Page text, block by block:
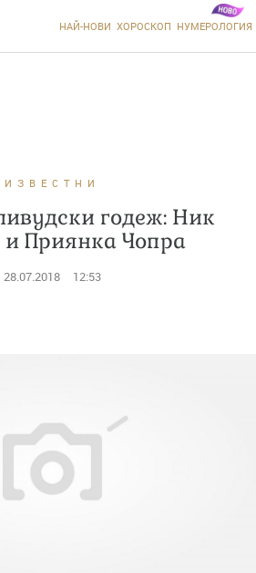
НАЙ-НОВИ ХОРОСКОП НУМЕРОЛОГИЯ
ИЗВЕСТНИ
годеж: Ник
Приянка Чопра
28.07.2018 12:53